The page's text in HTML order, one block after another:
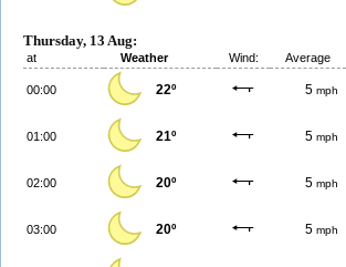
Thursday, 13 Aug:
at Weather Wind: Average
00:00 22º 5 mph
01:00 21º 5 mph
02:00 20º 5 mph
03:00 20º 5 mph